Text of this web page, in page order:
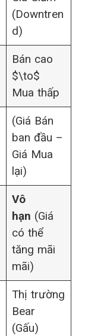
(Downtren
d)
Bán cao
$\to$
Mua thấp
(Giá Bán
ban đầu –
Giá Mua
lại)
Vô
hạn (Giá
có thể
tăng mãi
mãi)
Thị trường
Bear
(Gấu)